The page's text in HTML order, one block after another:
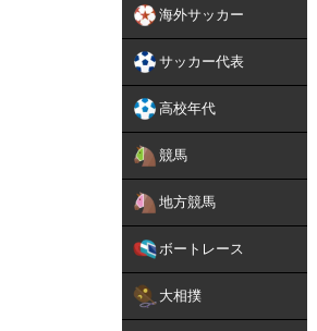
海外サッカー
サッカー代表
高校年代
競馬
地方競馬
ボートレース
大相撲